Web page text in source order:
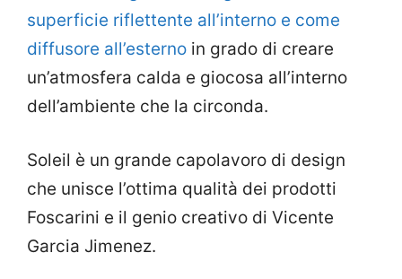
superficie riflettente all’interno e come
diffusore all’esterno in grado di creare
un’atmosfera calda e giocosa all’interno
dell’ambiente che la circonda.
Soleil è un grande capolavoro di design
che unisce l’ottima qualità dei prodotti
Foscarini e il genio creativo di Vicente
Garcia Jimenez.